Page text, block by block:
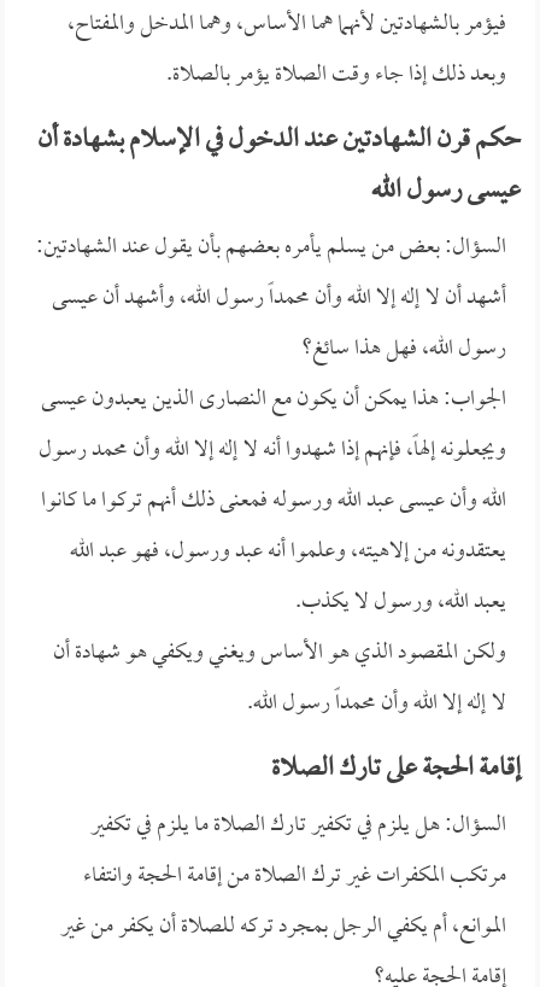
فيؤمر بالشهادتين لأنهما هما الأساس، وهما المدخل والمفتاح،
وبعد ذلك إذا جاء وقت الصلاة يؤمر بالصلاة.
حكم قرن الشهادتين عند الدخول في الإسلام بشهادة أن
عيسى رسول الله
السؤال: بعض من يسلم يأمره بعضهم بأن يقول عند الشهادتين:
أشهد أن لا إله إلا الله وأن محمداً رسول الله، وأشهد أن عيسى
رسول الله، فهل هذا سائغ؟
الجواب: هذا يمكن أن يكون مع النصارى الذين يعبدون عيسى
ويجعلونه إلهاً، فإنهم إذا شهدوا أنه لا إله إلا الله وأن محمد رسول
الله وأن عيسى عبد الله ورسوله فمعنى ذلك أنهم تركوا ما كانوا
يعتقدونه من إلاهيته، وعلموا أنه عبد ورسول، فهو عبد الله
يعبد الله، ورسول لا يكذب.
ولكن المقصود الذي هو الأساس ويغني ويكفي هو شهادة أن
لا إله إلا الله وأن محمداً رسول الله.
إقامة الحجة على تارك الصلاة
السؤال: هل يلزم في تكفير تارك الصلاة ما يلزم في تكفير
مرتكب المكفرات غير ترك الصلاة من إقامة الحجة وانتفاء
الموانع، أم يكفي الرجل بمجرد تركه للصلاة أن يكفر من غير